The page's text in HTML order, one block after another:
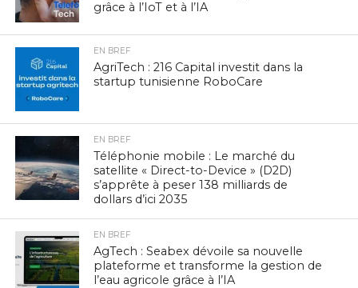
grâce à l’IoT et à l’IA
EN BREF
AgriTech : 216 Capital investit dans la
startup tunisienne RoboCare
EN BREF
Téléphonie mobile : Le marché du
satellite « Direct-to-Device » (D2D)
s’apprête à peser 138 milliards de
dollars d’ici 2035
EN BREF
AgTech : Seabex dévoile sa nouvelle
plateforme et transforme la gestion de
l’eau agricole grâce à l’IA